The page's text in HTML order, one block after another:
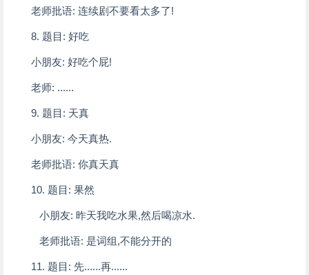
老师批语: 连续剧不要看太多了!
8. 题目: 好吃
小朋友: 好吃个屁!
老师: ......
9. 题目: 天真
小朋友: 今天真热.
老师批语: 你真天真
10. 题目: 果然
小朋友: 昨天我吃水果,然后喝凉水.
老师批语: 是词组,不能分开的
11. 题目: 先......再......